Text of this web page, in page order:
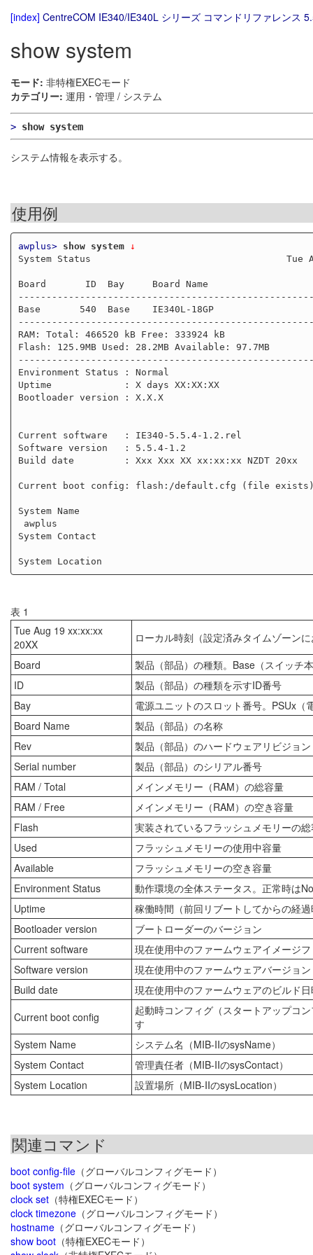
[index] CentreCOM IE340/IE340L シリーズ コマンドリファレンス
show system
モード: 非特権EXECモード
カテゴリー: 運用・管理 / システム
> show system
システム情報を表示する。
使用例
awplus> show system ↓
System Status                                   Tue Aug
Board       ID  Bay     Board Name
Base       540  Base    IE340L-18GP
RAM: Total: 466520 kB Free: 333924 kB
Flash: 125.9MB Used: 28.2MB Available: 97.7MB
Environment Status : Normal
Uptime             : X days XX:XX:XX
Bootloader version : X.X.X
Current software   : IE340-5.5.4-1.2.rel
Software version   : 5.5.4-1.2
Build date         : Xxx Xxx XX xx:xx:xx NZDT 20xx
Current boot config: flash:/default.cfg (file
System Name
System Contact
表 1
Tue Aug 19 xx:xx:xx
20XX
ローカル時刻（設定済みタイムゾーン
Board
製品（部品）の種類。Base（スイッチ
ID
製品（部品）の種類を示すID番号
Bay
電源ユニットのスロット番号。PSUx（
Board Name
製品（部品）の名称
Rev
製品（部品）のハードウェアリビジョン
Serial number
製品（部品）のシリアル番号
RAM / Total
メインメモリー（RAM）の総容量
RAM / Free
メインメモリー（RAM）の空き容量
Flash
実装されているフラッシュメモリーの
Used
フラッシュメモリーの使用中容量
Available
フラッシュメモリーの空き容量
Environment Status
動作環境の全体ステータス。正常時は
Uptime
稼働時間（前回リブートしてからの経
Bootloader version
ブートローダーのバージョン
Current software
現在使用中のファームウェアイメージ
Software version
現在使用中のファームウェアバージョン
Build date
現在使用中のファームウェアのビルド
Current boot config
起動時コンフィグ（スタートアップコ
す
System Name
システム名（MIB-IIのsysName）
System Contact
管理責任者（MIB-IIのsysContact）
System Location
設置場所（MIB-IIのsysLocation）
関連コマンド
boot config-file （グローバルコンフィグモード）
boot system （グローバルコンフィグモード）
clock set （特権EXECモード）
clock timezone （グローバルコンフィグモード）
hostname （グローバルコンフィグモード）
show boot （特権EXECモード）